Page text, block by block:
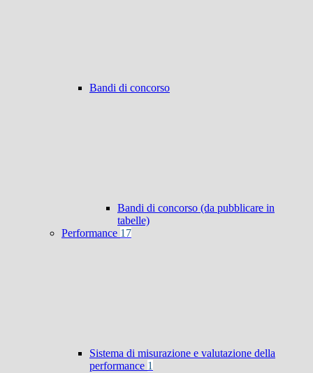
Bandi di concorso
Bandi di concorso (da pubblicare in
tabelle)
Performance 17
Sistema di misurazione e valutazione della
performance 1